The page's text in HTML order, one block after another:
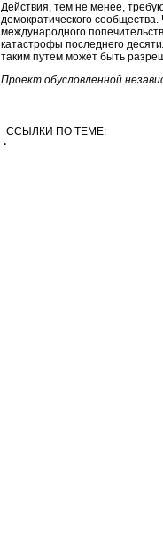
Действия, тем не менее,
демократического
международного
катастрофы последнего
таким путем может быть
Проект обусловленной
ССЫЛКИ ПО ТЕМЕ:
·